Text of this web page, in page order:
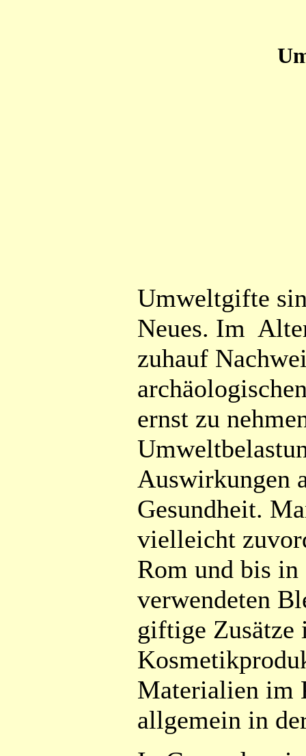
Umweltgifte
Neues. Im
zuhauf
ernst zu
Auswirkungen
Gesundheit.
vielleicht
Rom und bis
verwendeten
giftige Zusätze
Materialien im
allgemein in